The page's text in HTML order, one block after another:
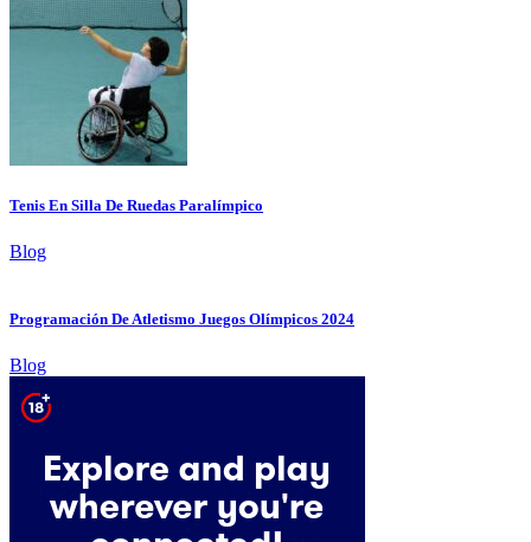
Tenis En Silla De Ruedas Paralímpico
Blog
Programación De Atletismo Juegos Olímpicos 2024
Blog